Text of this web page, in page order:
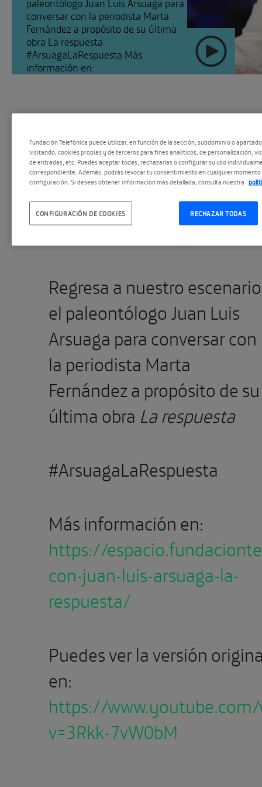
conversar con la periodista Marta
Fernández a propósito de su última
obra La respuesta
#ArsuagaLaRespuesta Más
información en:
https://espacio.fundaciontelefonica.com/evento/
SEGUIR
Regresa a nuestro escenario
el paleontólogo Juan Luis
Arsuaga para conversar con
la periodista Marta
Fernández a propósito de su
última obra La respuesta
#ArsuagaLaRespuesta
Más información en:
https://
con-juan-luis-arsuaga-la-
respuesta/
Puedes ver la versión
en:
https://
v=3Rkk-7vW0bM
Fundación Telefónica puede utilizar, en función de la sección, subdominio o
visitando, cookies propias y de terceros para fines analíticos, de personalización,
de entradas, etc. Puedes aceptar todas, rechazarlas o configurar su uso
correspondiente. Además, podrás revocar tu consentimiento en cualquier momento
configuración. Si deseas obtener información más detallada, consulta nuestra
RECHAZAR TODAS
CONFIGURACIÓN DE COOKIES